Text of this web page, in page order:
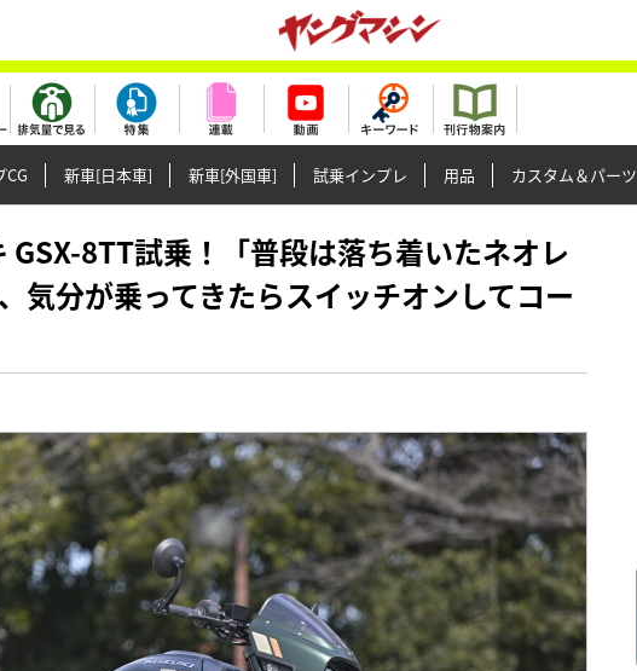
CG 新車[日本車] 新車[外国車] 試乗インプレ 用品 カスタム＆パーツ
8TT試乗！「普段は落ち着いたネオレ
気分が乗ってきたらスイッチオンしてコー